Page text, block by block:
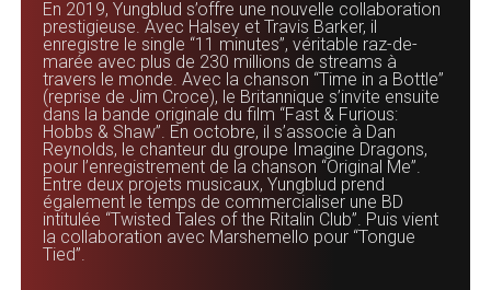
En 2019, Yungblud s’offre une nouvelle collaboration
prestigieuse. Avec Halsey et Travis Barker, il
enregistre le single “11 minutes”, véritable raz-de-
marée avec plus de 230 millions de streams à
travers le monde. Avec la chanson “Time in a Bottle”
(reprise de Jim Croce), le Britannique s’invite ensuite
dans la bande originale du film “Fast & Furious:
Hobbs & Shaw”. En octobre, il s’associe à Dan
Reynolds, le chanteur du groupe Imagine Dragons,
pour l’enregistrement de la chanson “Original Me”.
Entre deux projets musicaux, Yungblud prend
également le temps de commercialiser une BD
intitulée “Twisted Tales of the Ritalin Club”. Puis vient
la collaboration avec Marshemello pour “Tongue
Tied”.